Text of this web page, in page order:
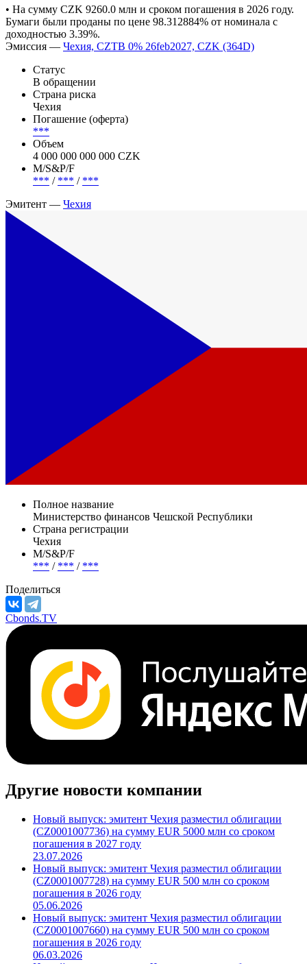
• На сумму CZK 9260.0 млн и сроком погашения в 2026 году.
Бумаги были проданы по цене 98.312884% от номинала с
доходностью 3.39%.
Эмиссия — Чехия, CZTB 0% 26feb2027, CZK (364D)
Статус
В обращении
Страна риска
Чехия
Погашение (оферта)
***
Объем
4 000 000 000 000 CZK
М/S&P/F
*** / *** / ***
Эмитент — Чехия
Полное название
Министерство финансов Чешской Республики
Страна регистрации
Чехия
М/S&P/F
*** / *** / ***
Поделиться
Cbonds.TV
Другие новости компании
Новый выпуск: эмитент Чехия разместил облигации
(CZ0001007736) на сумму EUR 5000 млн со сроком
погашения в 2027 году
23.07.2026
Новый выпуск: эмитент Чехия разместил облигации
(CZ0001007728) на сумму EUR 500 млн со сроком
погашения в 2026 году
05.06.2026
Новый выпуск: эмитент Чехия разместил облигации
(CZ0001007660) на сумму EUR 500 млн со сроком
погашения в 2026 году
06.03.2026